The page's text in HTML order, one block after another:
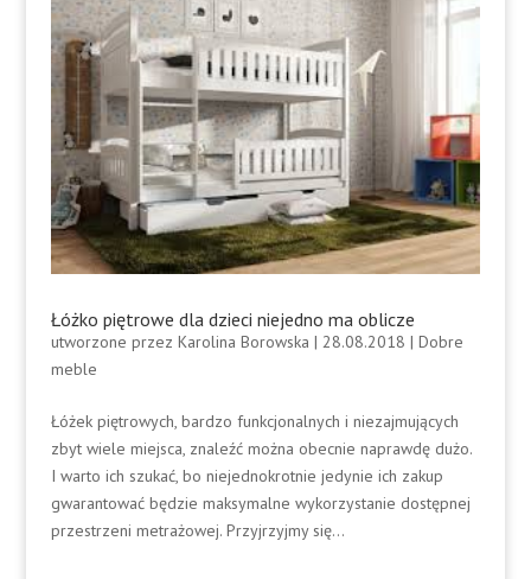
Łóżko piętrowe dla dzieci niejedno ma oblicze
utworzone przez Karolina Borowska | 28.08.2018 | Dobre
meble
Łóżek piętrowych, bardzo funkcjonalnych i niezajmujących
zbyt wiele miejsca, znaleźć można obecnie naprawdę dużo.
I warto ich szukać, bo niejednokrotnie jedynie ich zakup
gwarantować będzie maksymalne wykorzystanie dostępnej
przestrzeni metrażowej. Przyjrzyjmy się...